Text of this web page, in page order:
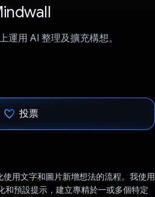
運用 AI 整理及擴充構想。
投票
用文字和圖片新增想法的流程。我使用
和預設提示，建立專精於一或多個特定